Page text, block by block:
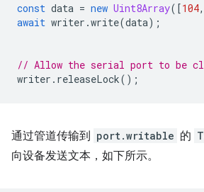
const data = new Uint8Array([104,
await writer .write(data);
// Allow the serial port to be
writer . releaseLock();
通过管道传输到 port.writable 的
向设备发送文本，如下所示。